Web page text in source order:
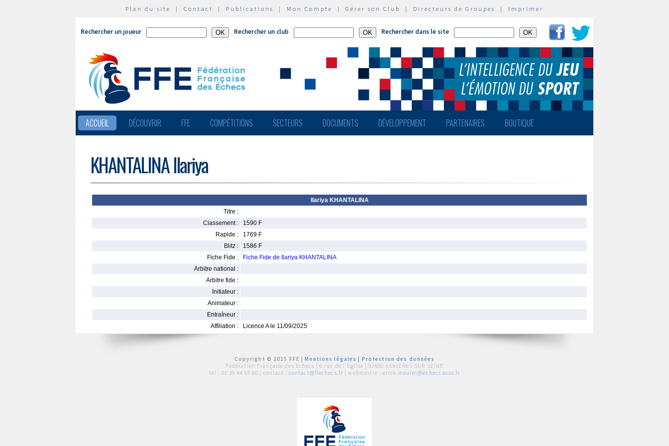
Plan du site | Contact | Publications | Mon Compte | Gérer son Club | Directeurs de Groupes | Imprimer
Rechercher un joueur Rechercher un club Rechercher dans le site
ACCUEIL DÉCOUVRIR FFE COMPÉTITIONS SECTEURS DOCUMENTS DÉVELOPPEMENT PARTENAIRES BOUTIQUE
KHANTALINA Ilariya
Ilariya KHANTALINA
Titre :
Classement :
1590 F
Rapide :
1769 F
Blitz :
1586 F
Fiche Fide :
Fiche Fide de Ilariya KHANTALINA
Arbitre national :
Arbitre fide :
Initiateur :
Animateur :
Entraîneur :
Affiliation :
Licence A le 11/09/2025
Copyright © 2015 FFE |Mentions légales
Protection des données
Fédération Française des Echecs | 6 rue de l'Eglise | 92600 ASNIERES SUR SEINE
tél : 01 39 44 65 80 | contact : contact@ffechecs.fr | webmestre : erick.mouret@echecs.asso.fr